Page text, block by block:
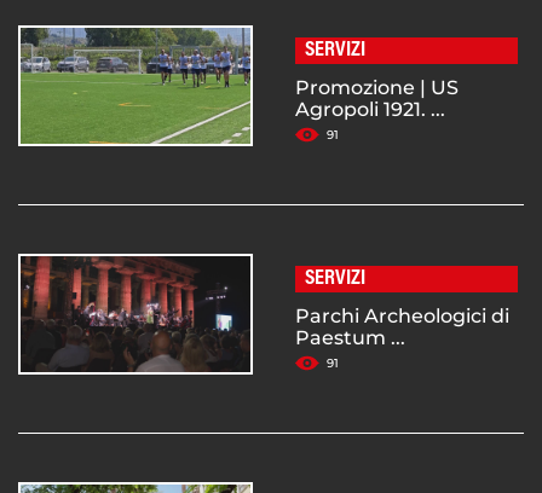
SERVIZI
Promozione | US
Agropoli 1921. ...
91
SERVIZI
Parchi Archeologici di
Paestum ...
91